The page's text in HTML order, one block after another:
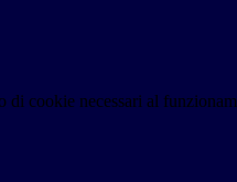
cookie necessari al